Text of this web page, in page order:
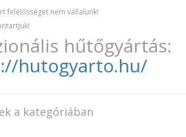
felelősséget nem vállalunk!
hűtőgyártás:
hutogyarto.hu/
a kategóriában